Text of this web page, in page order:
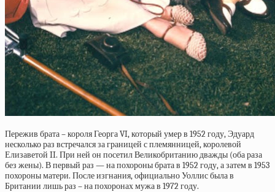
Пережив брата – короля Георга VI, который умер в 1952 году, Эдуард
несколько раз встречался за границей с племянницей, королевой
Елизаветой II. При ней он посетил Великобританию дважды (оба раза
без жены). В первый раз — на похороны брата в 1952 году, а затем в 1953
похороны матери. После изгнания, официально Уоллис была в
Британии лишь раз – на похоронах мужа в 1972 году.